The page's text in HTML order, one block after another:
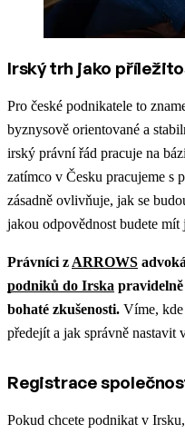
Irský trh jako
Pro české podnikatele to
byznysově orientované a
irský právní řád pracuje na
zatímco v Česku pracujeme s
zásadně ovlivňuje, jak se
jakou odpovědnost budete mít
Právníci z ARROWS
podniků do Irska
bohaté zkušenosti. Víme,
předejít a jak správně nastavit
Registrace
Pokud chcete podnikat v